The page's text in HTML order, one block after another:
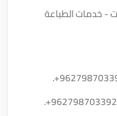
- خدمات الطباعة
.
+962798703392
.